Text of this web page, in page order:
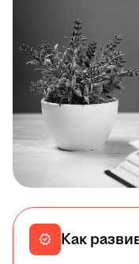
verified Как